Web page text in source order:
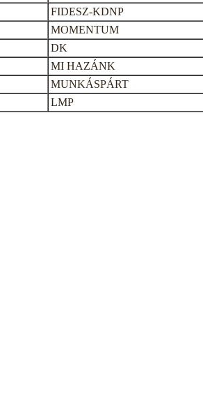
FIDESZ-KDNP
MOMENTUM
DK
MI HAZÁNK
MUNKÁSPÁRT
LMP